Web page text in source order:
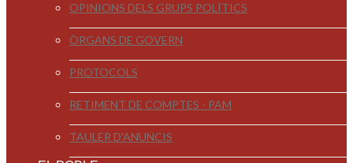
OPINIONS DELS GRUPS POLÍTICS
ÒRGANS DE GOVERN
PROTOCOLS
RETIMENT DE COMPTES - PAM
TAULER D'ANUNCIS